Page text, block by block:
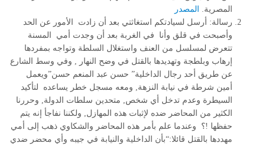
المصرية.
المصدر
رسالة: أرسل لسيادتكم استغاثتي بعد أن زادت الأمور عن الحد
وأصبحت في قلق وأنا في الغربة بعد أن وجدت أمي المسنة
تتعرض لمسلسل من العنف واستغلال السلطة وتواجه بمفردها
إرهاب وبلطجة وتهديدها بالقتل في وضح النهار , وفي وسط الشارع
عن طريق أحد رجال الداخلية” حسن عبد المنعم حسن”ويعمل
أمين شرطة في نيابة النزهة, ومعه مسجل خطر يساعده لتأكيد
السيطرة وعدم تدخل أي شخص, متحدين سلطات الدولة, وحررنا
الكثير من المحاضر ضده لإثبات هذه المهازل, ولكننا نفاجأ إنه يتم
حفظها !؟ وعندما علم بأمر هذه المحاضر والشكاوي ذهب إلى أمي
مهددها بالقتل قائلا:
“بأن الداخلية والنيابة في جيبه وأي محضر ضدي